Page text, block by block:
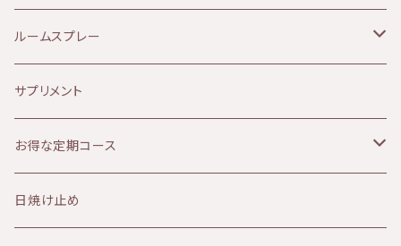
Aroma France（アロマフランス）
HEMP FOREST（ヘンプフォレスト）
le sens (ルサンス）
NATURALCOSMO(ナチュラルコスモ）
美白、シミ
しわ、ハリ、たるみ
痒み
デトックス
エッセンシャルオイル
ファンデーション
ヘアケア
ヘルスケア
乳液
アイクリーム
パック
フラワーウォーター
90分コース
テルメ・アクア 1リットル
テルメ・アクア 80ミリ
テルメ・アクア ハンドケアジェル
ルームスプレー
マスクスプレー
サプリメント
お得な定期コース
KIRI
日焼け止め